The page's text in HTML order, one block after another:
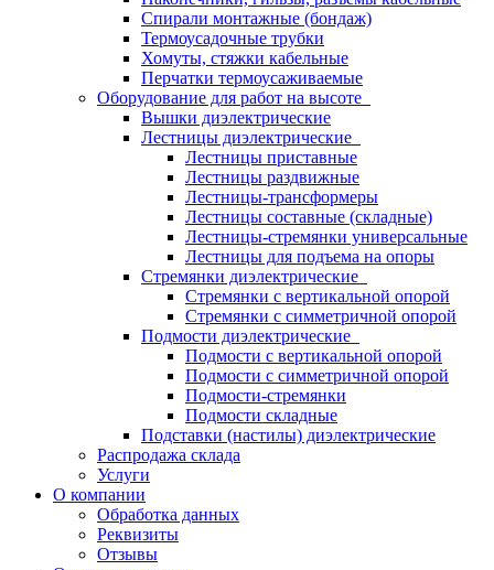
Спирали монтажные (бондаж)
Термоусадочные трубки
Хомуты, стяжки кабельные
Перчатки термоусаживаемые
Оборудование для работ на высоте
Вышки диэлектрические
Лестницы диэлектрические
Лестницы приставные
Лестницы раздвижные
Лестницы-трансформеры
Лестницы составные (складные)
Лестницы-стремянки универсальные
Лестницы для подъема на опоры
Стремянки диэлектрические
Стремянки с вертикальной опорой
Стремянки с симметричной опорой
Подмости диэлектрические
Подмости с вертикальной опорой
Подмости с симметричной опорой
Подмости-стремянки
Подмости складные
Подставки (настилы) диэлектрические
Распродажа склада
Услуги
О компании
Обработка данных
Реквизиты
Отзывы